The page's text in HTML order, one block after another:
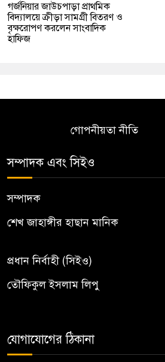
গর্জনিয়ার জাউচপাড়া প্রাথমিক
বিদ্যালয়ে ক্রীড়া সামগ্রী বিতরণ ও
বৃক্ষরোপণ করলেন সাংবাদিক
হাফিজ
গোপনীয়তা নীতি
সম্পাদক এবং সিইও
সম্পাদক
শেখ জাহাঙ্গীর হাছান মানিক
প্রধান নির্বাহী (সিইও)
তৌফিকুল ইসলাম লিপু
যোগাযোগের ঠিকানা